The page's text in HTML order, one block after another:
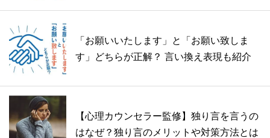
「お願いいたします」と「お願い致しま
す」どちらが正解？ 言い換え表現も紹介
【心理カウンセラー監修】独り言を言うの
はなぜ？独り言のメリットや対策方法とは